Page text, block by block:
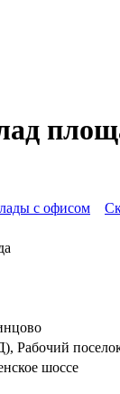
с офисом
Рабочий
шоссе